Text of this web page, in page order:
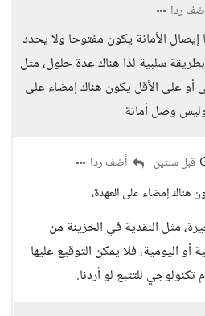
ردا
إيصال الأمانة يكون مفتوحا ولا يحدد
بطريقة سلبية لذا هناك عدة حلول، مثل
أو على الأقل يكون هناك إمضاء على
وليس وصل أمانة
قبل سنتين
أضف ردا
هناك إمضاء على العهدة،
مثل النقدية في الخزينة من
أو اليومية، فلا يمكن التوقيع عليها
تكنولوجي للتتبع لو أردنا.